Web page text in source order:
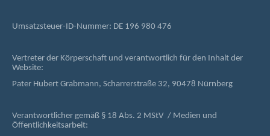
Umsatzsteuer-ID-Nummer: DE 196 980 476
Vertreter der Körperschaft und verantwortlich für den Inhalt der
Website:
Pater Hubert Grabmann, Scharrerstraße 32, 90478 Nürnberg
Verantwortlicher gemäß § 18 Abs. 2 MStV / Medien und
Öffentlichkeitsarbeit: